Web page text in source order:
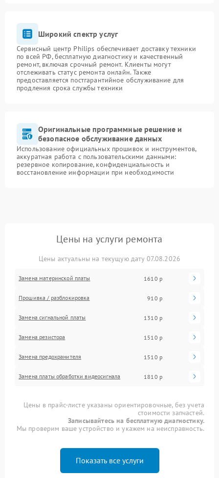
Широкий спектр услуг
Сервисный центр Philips обеспечивает доставку техники
по всей РФ, бесплатную диагностику и качественный
ремонт, включая срочный ремонт. Клиенты могут
отслеживать статус ремонта онлайн. Также
предоставляется постгарантийное обслуживание для
продления срока службы техники
Оригинальные программные решение и
безопасное обслуживание данных
Использование официальных прошивок и инструментов,
аккуратная работа с пользовательскими данными:
резервное копирование, конфиденциальность и
восстановление информации при необходимости
Цены на услуги ремонта
Цены актуальны на текущую дату 07.08.2026
Замена материнской платы 1610 р
Прошивка / разблокировка 910 р
Замена сигнальной платы 1310 р
Замена резистора 1510 р
Замена предохранителя 1510 р
Замена платы обработки видеосигнала 1810 р
Цены в прайс-листе указаны ориентировочные, без учета
стоимости запчастей.
Записывайтесь на бесплатную диагностику.
Мы проверим ваше устройство и укажем на неисправность.
Показать все услуги